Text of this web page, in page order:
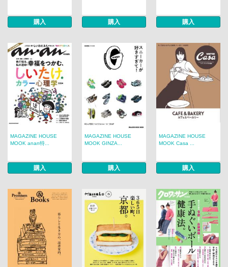
購入 購入 購入
MAGAZINE HOUSE
MOOK anan特...
購入
MAGAZINE HOUSE
MOOK GINZA...
購入
MAGAZINE HOUSE
MOOK Casa ...
購入